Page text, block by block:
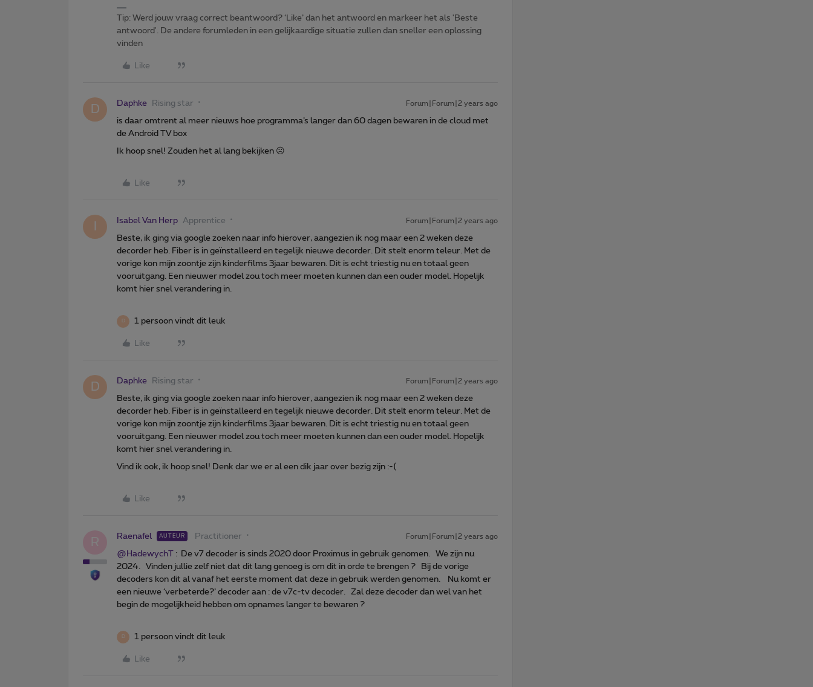
Tip: Werd jouw vraag correct beantwoord? ‘Like’ dan het antwoord en markeer het als 'Beste
antwoord'. De andere forumleden in een gelijkaardige situatie zullen dan sneller een oplossing
vinden
Like
D Daphke Rising star Forum|Forum|2 years ago
is daar omtrent al meer nieuws hoe programma’s langer dan 60 dagen bewaren in de cloud met
de Android TV box
Ik hoop snel! Zouden het al lang bekijken ☹️
Like
Isabel Van Herp Apprentice Forum|Forum|2 years ago
Beste, ik ging via google zoeken naar info hierover, aangezien ik nog maar een 2 weken deze
decorder heb. Fiber is in geïnstalleerd en tegelijk nieuwe decorder. Dit stelt enorm teleur. Met de
vorige kon mijn zoontje zijn kinderfilms 3jaar bewaren. Dit is echt triestig nu en totaal geen
vooruitgang. Een nieuwer model zou toch meer moeten kunnen dan een ouder model. Hopelijk
komt hier snel verandering in.
D 1 persoon vindt dit leuk
Like
D Daphke Rising star Forum|Forum|2 years ago
Beste, ik ging via google zoeken naar info hierover, aangezien ik nog maar een 2 weken deze
decorder heb. Fiber is in geïnstalleerd en tegelijk nieuwe decorder. Dit stelt enorm teleur. Met de
vorige kon mijn zoontje zijn kinderfilms 3jaar bewaren. Dit is echt triestig nu en totaal geen
vooruitgang. Een nieuwer model zou toch meer moeten kunnen dan een ouder model. Hopelijk
komt hier snel verandering in.
Vind ik ook, ik hoop snel! Denk dar we er al een dik jaar over bezig zijn :-(
Like
R Raenafel AUTEUR Practitioner Forum|Forum|2 years ago
@HadewychT : De v7 decoder is sinds 2020 door Proximus in gebruik genomen. We zijn nu
2024. Vinden jullie zelf niet dat dit lang genoeg is om dit in orde te brengen ? Bij de vorige
decoders kon dit al vanaf het eerste moment dat deze in gebruik werden genomen. Nu komt er
een nieuwe ‘verbeterde?’ decoder aan : de v7c-tv decoder. Zal deze decoder dan wel van het
begin de mogelijkheid hebben om opnames langer te bewaren ?
D 1 persoon vindt dit leuk
Like